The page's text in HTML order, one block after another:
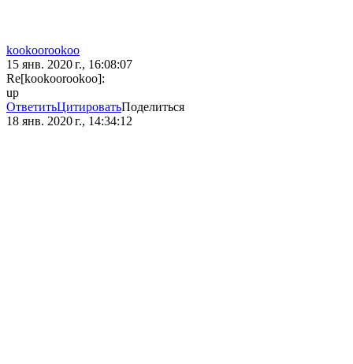
kookoorookoo
15 янв. 2020 г., 16:08:07
Re[kookoorookoo]:
up
ОтветитьЦитироватьПоделиться
18 янв. 2020 г., 14:34:12